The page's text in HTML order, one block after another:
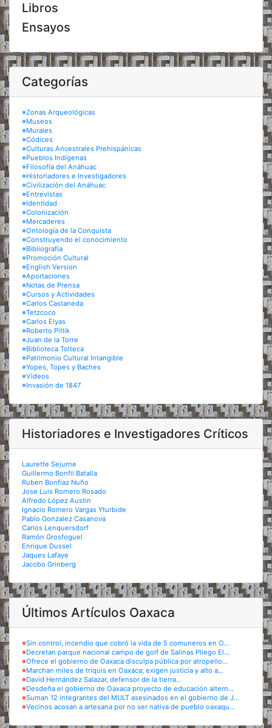
Libros
Ensayos
Categorías
※Zonas Arqueológicas
※Museos
※Murales
※Códices
※Culturas Ancestrales Prehispánicas
※Pueblos Indígenas
※Filosofía del Anáhuac
※Historiadores e Investigadores
※Civilización del Anáhuac
※Entrevistas
※Identidad
※Colonización
※Mercaderes
※Ontología de la Conquista
※Construyendo el conocimiento
※Bibliografía
※Promoción Cultural
※English Version
※Aportaciones
※Notas de Prensa
※Cursos y Actividades
※Carlos Castaneda
※Tetzcoco
※Carlos Elyas
※Roberto Pitlik
※Juan de la Torre
※Biblioteca Tolteca
※Patrimonio Cultural Intangible
※Yopes, Topes y Baches
※Videos
※Invasión de 1847
Historiadores e Investigadores Críticos
Laurette Sejurne
Guillermo Bonfil Batalla
Ruben Bonfiaz Nuño
Jose Luis Romero Rosado
Alfredo López Austin
Ignacio Romero Vargas Yturbide
Pablo Gonzalez Casanova
Carlos Lenquersdorf
Ramón Grosfoguel
Enrique Dussel
Jaques Lafaye
Jacobo Grinberg
Últimos Artículos Oaxaca
※Sin control, incendio que cobró la vida de 5 comuneros en O...
※Decretan parque nacional campo de golf de Salinas Pliego El...
※Ofrece el gobierno de Oaxaca disculpa pública por atropello...
※Marchan miles de triquis en Oaxaca; exigen justicia y alto a...
※David Hernández Salazar, defensor de la tierra...
※Desdeña el gobierno de Oaxaca proyecto de educación altern...
※Suman 12 integrantes del MULT asesinados en el gobierno de J...
※Vecinos acosan a artesana por no ser nativa de pueblo oaxaqu...